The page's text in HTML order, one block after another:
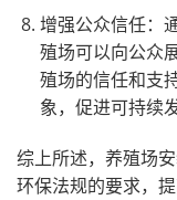
增强公众信任：
殖场可以向公众
殖场的信任和支
象，促进可持续
综上所述，养殖场
环保法规的要求，